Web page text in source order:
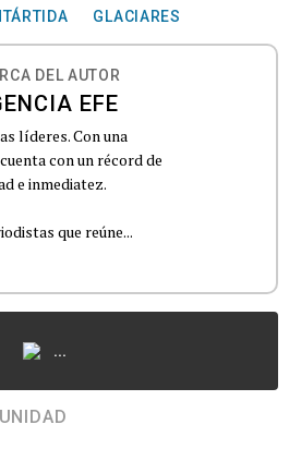
GLACIARES
DEL AUTOR
EFE
líderes. Con una
con un récord de
e inmediatez.
que reúne...
...